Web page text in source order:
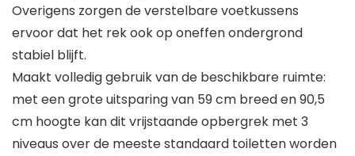
Overigens zorgen de verstelbare voetkussens
ervoor dat het rek ook op oneffen ondergrond
stabiel blijft.
Maakt volledig gebruik van de beschikbare ruimte:
met een grote uitsparing van 59 cm breed en 90,5
cm hoogte kan dit vrijstaande opbergrek met 3
niveaus over de meeste standaard toiletten worden